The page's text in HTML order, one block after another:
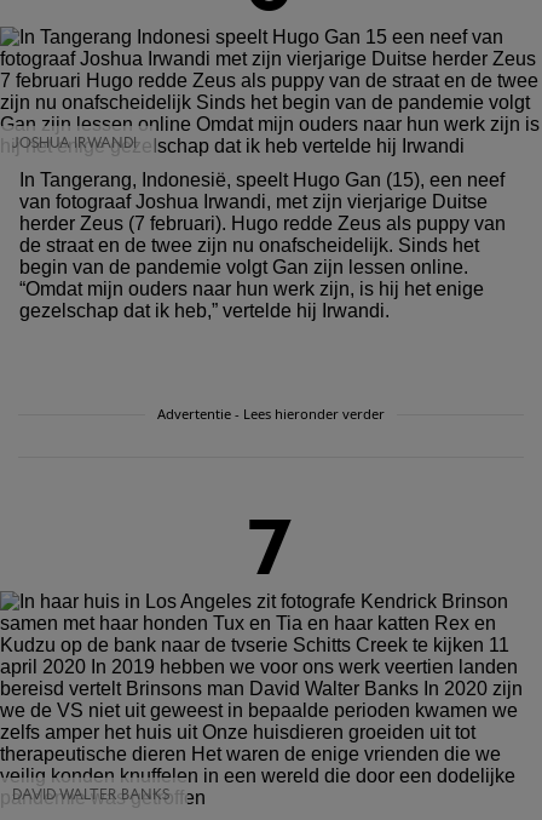
JOSHUA IRWANDI
In Tangerang, Indonesië, speelt Hugo Gan (15), een neef
van fotograaf Joshua Irwandi, met zijn vierjarige Duitse
herder Zeus (7 februari). Hugo redde Zeus als puppy van
de straat en de twee zijn nu onafscheidelijk. Sinds het
begin van de pandemie volgt Gan zijn lessen online.
“Omdat mijn ouders naar hun werk zijn, is hij het enige
gezelschap dat ik heb,” vertelde hij Irwandi.
Advertentie - Lees hieronder verder
7
DAVID WALTER BANKS